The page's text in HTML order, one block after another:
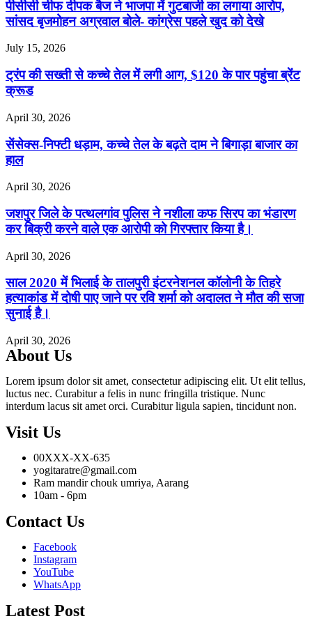
पीसीसी चीफ दीपक बैज ने भाजपा में गुटबाजी का लगाया आरोप,
सांसद बृजमोहन अग्रवाल बोले- कांग्रेस पहले खुद को देखे
July 15, 2026
ट्रंप की सख्ती से कच्चे तेल में लगी आग, $120 के पार पहुंचा ब्रेंट
क्रूड
April 30, 2026
सेंसेक्स-निफ्टी धड़ाम, कच्चे तेल के बढ़ते दाम ने बिगाड़ा बाजार का
हाल
April 30, 2026
जशपुर जिले के पत्थलगांव पुलिस ने नशीला कफ सिरप का भंडारण
कर बिक्री करने वाले एक आरोपी को गिरफ्तार किया है।
April 30, 2026
साल 2020 में भिलाई के तालपुरी इंटरनेशनल कॉलोनी के तिहरे
हत्याकांड में दोषी पाए जाने पर रवि शर्मा को अदालत ने मौत की सजा
सुनाई है।
April 30, 2026
About Us
Lorem ipsum dolor sit amet, consectetur adipiscing elit. Ut elit tellus,
luctus nec. Curabitur a felis in nunc fringilla tristique. Nunc
interdum lacus sit amet orci. Curabitur ligula sapien, tincidunt non.
Visit Us
00XXX-XX-635
yogitaratre@gmail.com
Ram mandir chouk umriya, Aarang
10am - 6pm
Contact Us
Facebook
Instagram
YouTube
WhatsApp
Latest Post